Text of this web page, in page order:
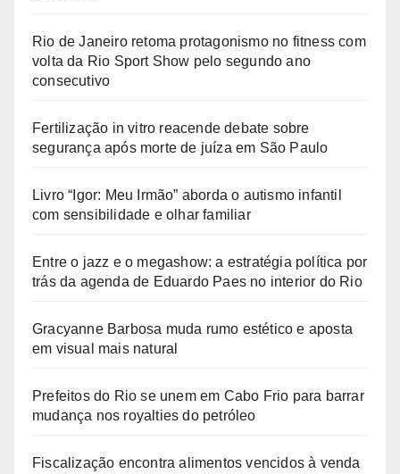
Rio de Janeiro retoma protagonismo no fitness com
volta da Rio Sport Show pelo segundo ano
consecutivo
Fertilização in vitro reacende debate sobre
segurança após morte de juíza em São Paulo
Livro “Igor: Meu Irmão” aborda o autismo infantil
com sensibilidade e olhar familiar
Entre o jazz e o megashow: a estratégia política por
trás da agenda de Eduardo Paes no interior do Rio
Gracyanne Barbosa muda rumo estético e aposta
em visual mais natural
Prefeitos do Rio se unem em Cabo Frio para barrar
mudança nos royalties do petróleo
Fiscalização encontra alimentos vencidos à venda